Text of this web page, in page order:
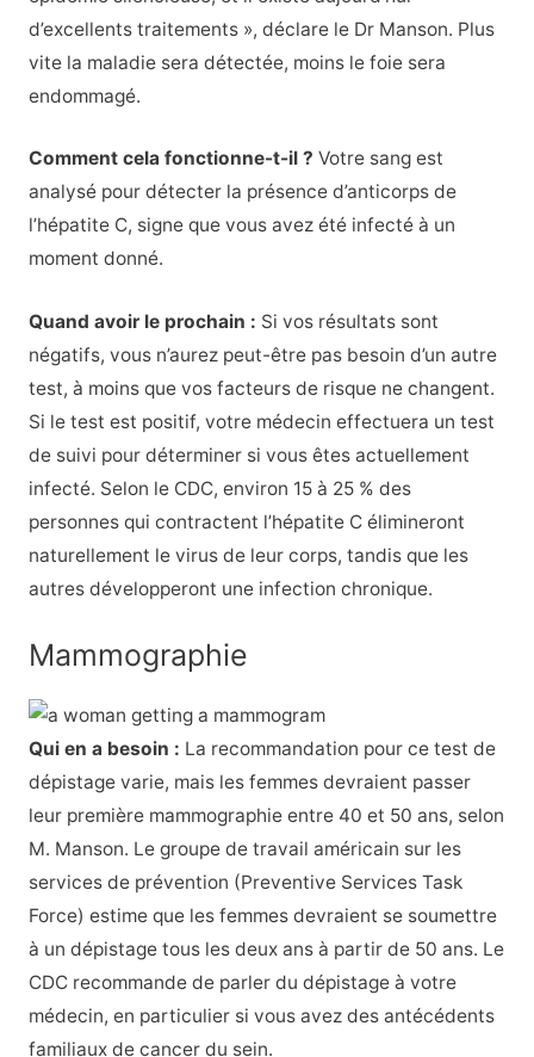
d’excellents traitements », déclare le Dr Manson. Plus
vite la maladie sera détectée, moins le foie sera
endommagé.
Comment cela fonctionne-t-il ? Votre sang est
analysé pour détecter la présence d’anticorps de
l’hépatite C, signe que vous avez été infecté à un
moment donné.
Quand avoir le prochain : Si vos résultats sont
négatifs, vous n’aurez peut-être pas besoin d’un autre
test, à moins que vos facteurs de risque ne changent.
Si le test est positif, votre médecin effectuera un test
de suivi pour déterminer si vous êtes actuellement
infecté. Selon le CDC, environ 15 à 25 % des
personnes qui contractent l’hépatite C élimineront
naturellement le virus de leur corps, tandis que les
autres développeront une infection chronique.
Mammographie
Qui en a besoin : La recommandation pour ce test de
dépistage varie, mais les femmes devraient passer
leur première mammographie entre 40 et 50 ans, selon
M. Manson. Le groupe de travail américain sur les
services de prévention (Preventive Services Task
Force) estime que les femmes devraient se soumettre
à un dépistage tous les deux ans à partir de 50 ans. Le
CDC recommande de parler du dépistage à votre
médecin, en particulier si vous avez des antécédents
familiaux de cancer du sein.